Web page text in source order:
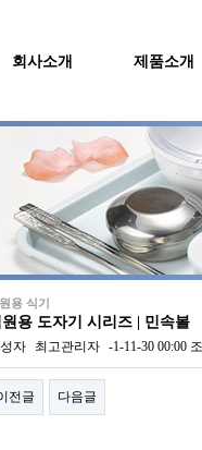
회사소개 제품소개
용 식기
원용 도자기 시리즈 | 민속볼
자 최고관리자 -1-11-30 00:00
전글 다음글